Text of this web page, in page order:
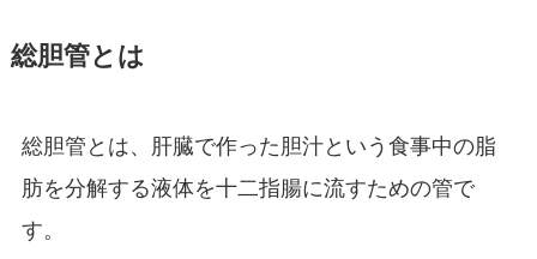
総胆管とは
総胆管とは、肝臓で作った胆汁という食事中の脂
肪を分解する液体を十二指腸に流すための管で
す。